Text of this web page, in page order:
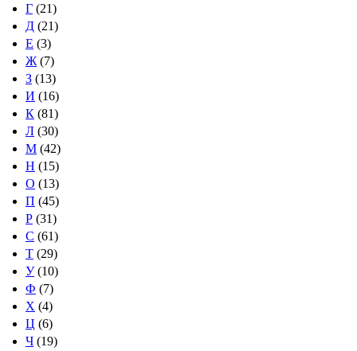
Г (21)
Д (21)
Е (3)
Ж (7)
З (13)
И (16)
К (81)
Л (30)
М (42)
Н (15)
О (13)
П (45)
Р (31)
С (61)
Т (29)
У(10)
Ф (7)
Х (4)
Ц (6)
Ч (19)